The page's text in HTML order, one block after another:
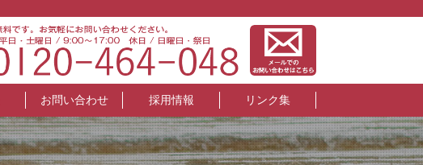
お問い合わせ 採用情報 リンク集